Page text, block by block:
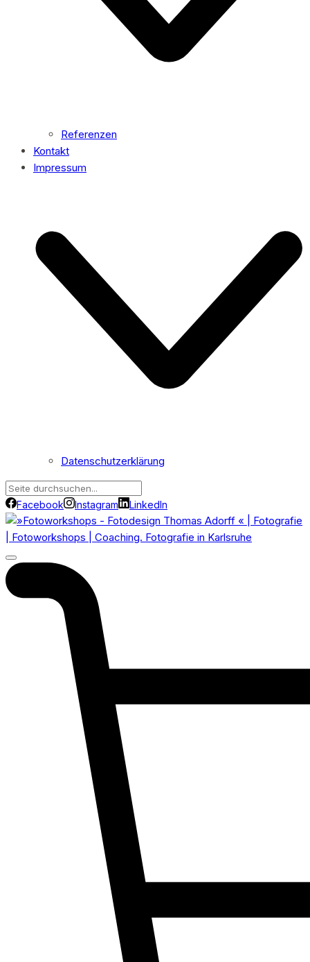
Referenzen
Kontakt
Impressum
Datenschutzerklärung
Facebook Instagram LinkedIn